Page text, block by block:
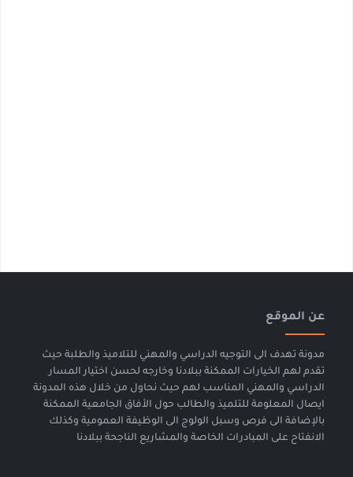
عن الموقع
مدونة تهدف الى التوجيه الدراسي والمهني للتلاميذ والطلبة حيث
تقدم لهم الخيارات الممكنة ببلادنا وخارجه لحسن اختيار المسار
الدراسي والمهني المناسب لهم حيث نحاول من خلال هذه المدونة
ايصال المعلومة للتلميذ والطالب حول الأفاق الجامعية الممكنة
بالإضافة الى فرص وسبل الولوج الى الوظيفة العمومية وكذلك
الانفتاح على المبادرات الخاصة والمشاريع الناجحة ببلادنا